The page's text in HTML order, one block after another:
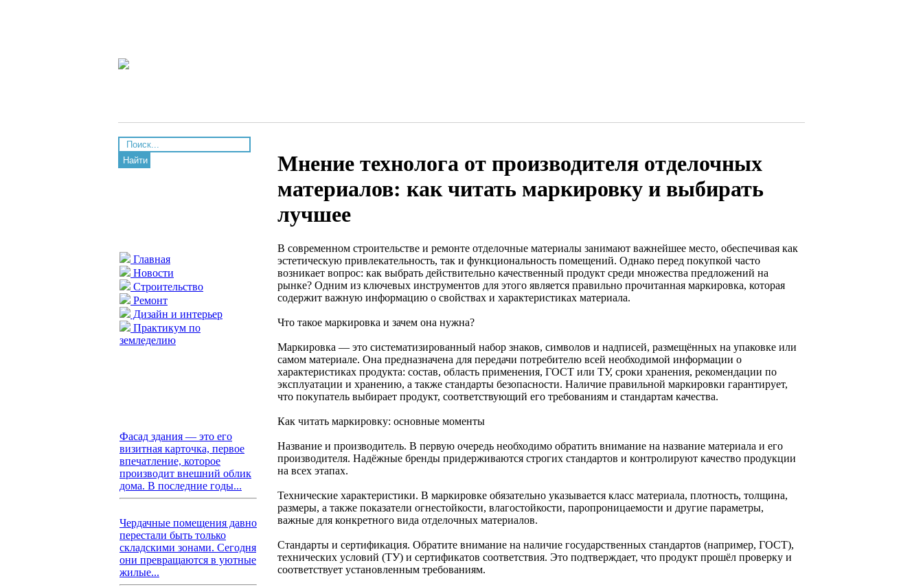
Найти
Главная
Новости
Строительство
Ремонт
Дизайн и интерьер
Практикум по
земледелию
Фасад здания — это его
визитная карточка, первое
впечатление, которое
производит внешний облик
дома. В последние годы...
Чердачные помещения давно
перестали быть только
складскими зонами. Сегодня
они превращаются в уютные
жилые...
Мнение технолога от производителя отделочных
материалов: как читать маркировку и выбирать
лучшее
В современном строительстве и ремонте отделочные материалы занимают важнейшее место, обеспечивая как
эстетическую привлекательность, так и функциональность помещений. Однако перед покупкой часто
возникает вопрос: как выбрать действительно качественный продукт среди множества предложений на
рынке? Одним из ключевых инструментов для этого является правильно прочитанная маркировка, которая
содержит важную информацию о свойствах и характеристиках материала.
Что такое маркировка и зачем она нужна?
Маркировка — это систематизированный набор знаков, символов и надписей, размещённых на упаковке или
самом материале. Она предназначена для передачи потребителю всей необходимой информации о
характеристиках продукта: состав, область применения, ГОСТ или ТУ, сроки хранения, рекомендации по
эксплуатации и хранению, а также стандарты безопасности. Наличие правильной маркировки гарантирует,
что покупатель выбирает продукт, соответствующий его требованиям и стандартам качества.
Как читать маркировку: основные моменты
Название и производитель. В первую очередь необходимо обратить внимание на название материала и его
производителя. Надёжные бренды придерживаются строгих стандартов и контролируют качество продукции
на всех этапах.
Технические характеристики. В маркировке обязательно указывается класс материала, плотность, толщина,
размеры, а также показатели огнестойкости, влагостойкости, паропроницаемости и другие параметры,
важные для конкретного вида отделочных материалов.
Стандарты и сертификация. Обратите внимание на наличие государственных стандартов (например, ГОСТ),
технических условий (ТУ) и сертификатов соответствия. Это подтверждает, что продукт прошёл проверку и
соответствует установленным требованиям.